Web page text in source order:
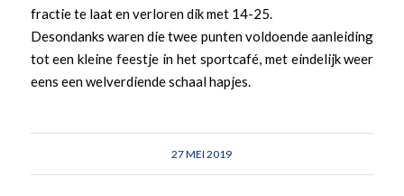
fractie te laat en verloren dik met 14-25.
Desondanks waren die twee punten voldoende aanleiding
tot een kleine feestje in het sportcafé, met eindelijk weer
eens een welverdiende schaal hapjes.
27 MEI 2019